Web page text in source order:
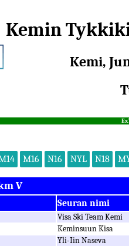
Kemin
Kemi,
M16 N16 NYL N18
V
Seuran nimi
Visa Ski Team Kemi
Keminsuun Kisa
Yli-Iin Naseva